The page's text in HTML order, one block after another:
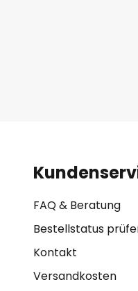
FAQ & Beratung
Bestellstatus
Kontakt
Versandkosten